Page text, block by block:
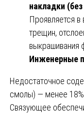
накладки
Проявляется
трещин,
выкрашивания
Инженерные
Недостаточное
смолы) — менее
Связующее